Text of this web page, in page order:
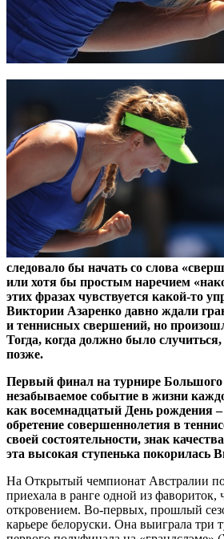
следовало бы начать со слова
или хотя бы простым наречием
этих фразах чувствуется какой-то
Виктории Азаренко давно ждали
и теннисных свершений, но
Тогда, когда должно было
позже.
Первый финал на турнире
незабываемое событие в жизни
как восемнадцатый День рождения –
обретение совершеннолетия в
своей состоятельности, знак
эта высокая ступенька покорилась
На Открытый чемпионат Австралии
приехала в ранге одной из фавориток,
откровением. Во-первых, прошлый
карьере белоруски. Она выиграла три